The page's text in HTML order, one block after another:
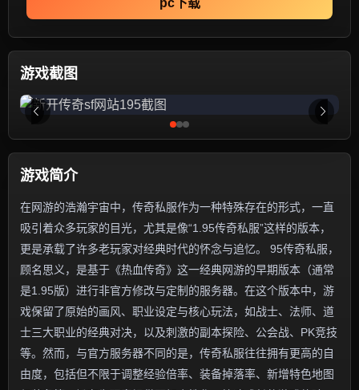
游戏截图
游戏简介
在网游的浩瀚宇宙中，传奇私服作为一种特殊存在的形式，一直
吸引着众多玩家的目光，尤其是像“1.95传奇私服”这样的版本，
更是承载了许多老玩家对经典时代的怀念与追忆。 95传奇私服，
顾名思义，是基于《热血传奇》这一经典网游的早期版本（通常
是1.95版）进行非官方修改与定制的服务器。在这个版本中，游
戏保留了原始的画风、职业设定与核心玩法，如战士、法师、道
士三大职业的经典对决，以及刺激的副本探险、公会战、PK竞技
等。然而，与官方服务器不同的是，传奇私服往往拥有更高的自
由度，包括但不限于调整经验倍率、装备掉落率、新增特色地图